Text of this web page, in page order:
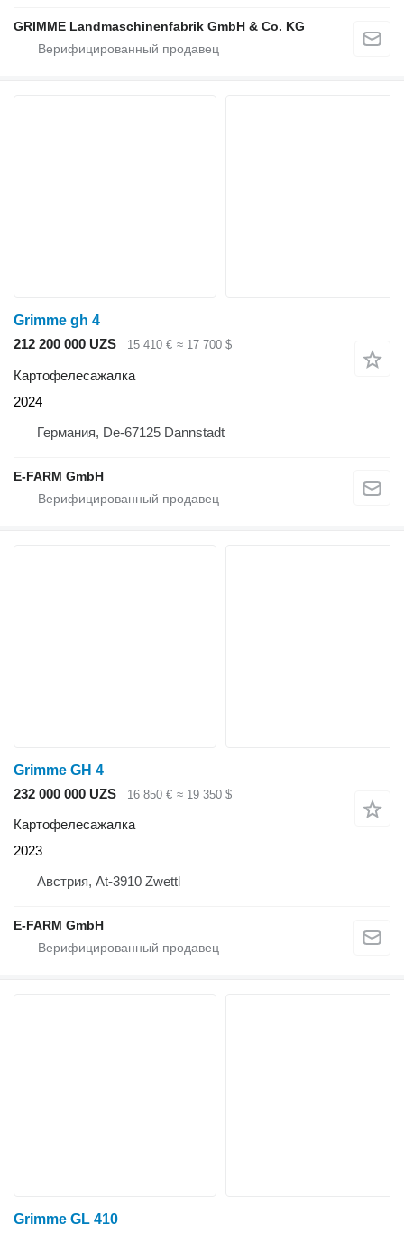
GRIMME Landmaschinenfabrik GmbH & Co. KG
Grimme gh 4
212 200 000 UZS
15 410 € ≈ 17 700 $
Картофелесажалка
2024
Германия, De-67125 Dannstadt
E-FARM GmbH
Grimme GH 4
232 000 000 UZS
16 850 € ≈ 19 350 $
Картофелесажалка
2023
Австрия, At-3910 Zwettl
E-FARM GmbH
Grimme GL 410